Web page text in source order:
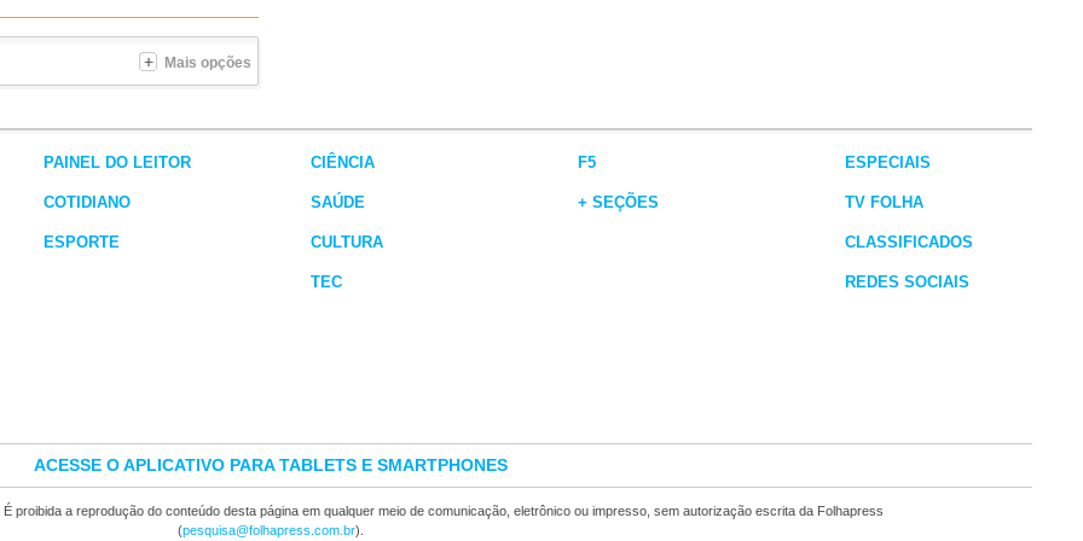
Mais opções
PAINEL DO LEITOR
COTIDIANO
ESPORTE
CIÊNCIA
SAÚDE
CULTURA
TEC
F5
+ SEÇÕES
ESPECIAIS
TV FOLHA
CLASSIFICADOS
REDES SOCIAIS
ACESSE O APLICATIVO PARA TABLETS E SMARTPHONES
proibida a reprodução do conteúdo desta página em qualquer meio de comunicação, eletrônico ou impresso, sem autorização escrita da Folhapress
(pesquisa@folhapress.com.br).